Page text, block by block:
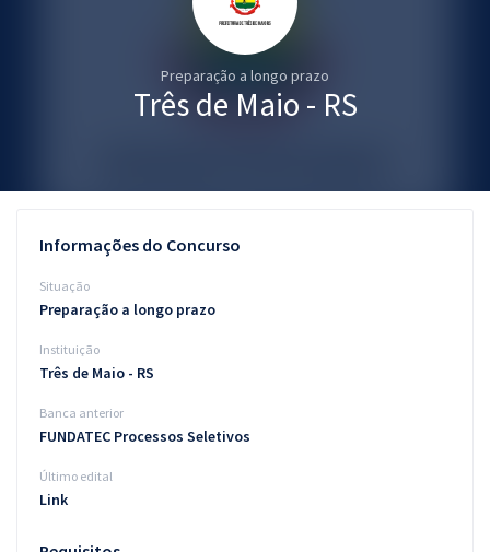
Questões grátis
Blog
Aprovados
Atendimento
Preparação a longo prazo
Três de Maio - RS
Informações do Concurso
Situação
Preparação a longo prazo
Instituição
Três de Maio - RS
Banca anterior
FUNDATEC Processos Seletivos
Último edital
Link